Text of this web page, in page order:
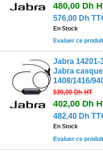
480,00 Dh
576,00 Dh
En Stock
Evaluer ce
Jabra 14201-
Jabra
1408/1416/
530,00 DhHT
402,00 Dh
482,40 Dh
En Stock
Evaluer ce